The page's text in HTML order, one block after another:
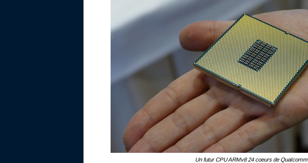
Un futur CPU ARMv8 24 coeurs de Qualcomm